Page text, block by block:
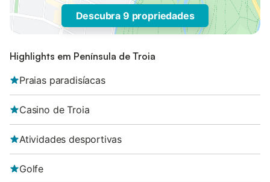
Descubra 9 propriedades
Highlights em Península de Troia
Praias paradisíacas
Casino de Troia
Atividades desportivas
Golfe